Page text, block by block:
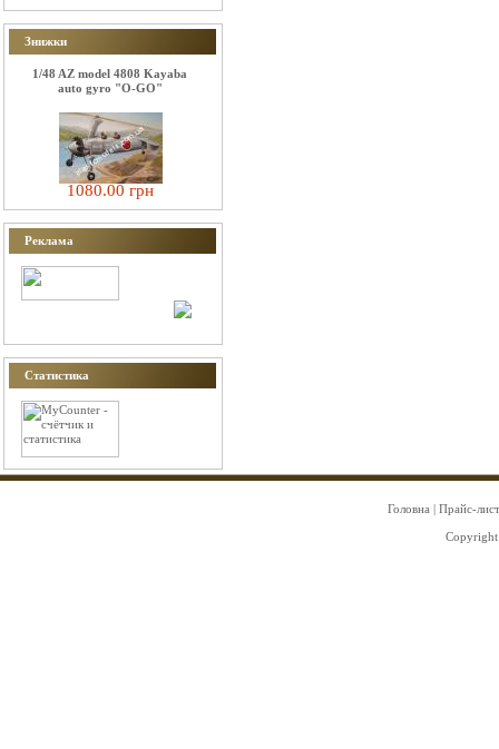
Знижки
1/48 AZ model 4808 Kayaba
auto gyro "O-GO"
1080.00 грн
Реклама
Статистика
Головна | Прайс-лист